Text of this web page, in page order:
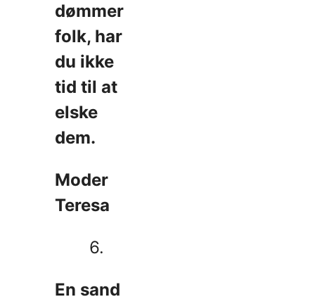
dømmer
folk, har
du ikke
tid til at
elske
dem.
Moder
Teresa
6.
En sand